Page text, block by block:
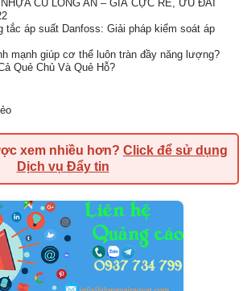
CŨ LONG AN – GIÁ CỰC RẺ, ƯU ĐÃI
tắc áp suất Danfoss: Giải pháp kiểm soát áp
mạnh giúp cơ thể luôn tràn đầy năng lượng?
Quẻ Chủ Và Quẻ Hỗ?
xem nhiều hơn? Click để sử dụng
Dịch vụ Đẩy tin